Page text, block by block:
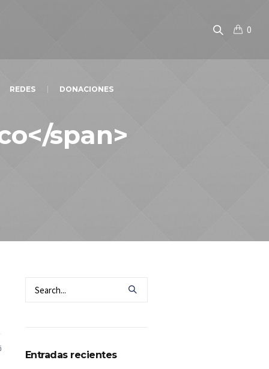
0
REDES DONACIONES
span>
Entradas recientes